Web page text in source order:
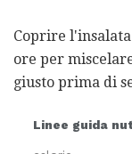
Coprire
ore per
giusto prima di
Linee guida